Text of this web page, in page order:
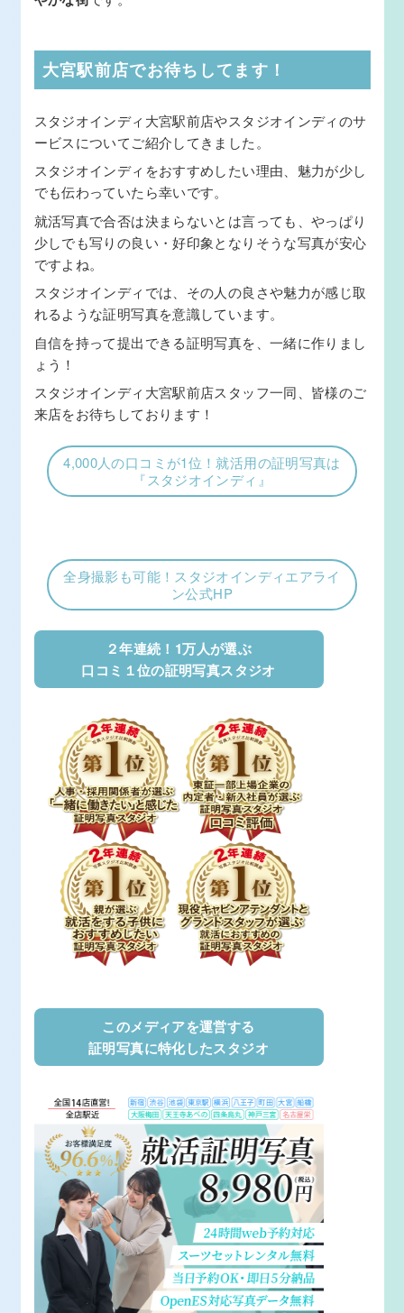
大宮駅前店でお待ちしてます！
スタジオインディ大宮駅前店やスタジオインディのサ
ービスについてご紹介してきました。
スタジオインディをおすすめしたい理由、魅力が少し
でも伝わっていたら幸いです。
就活写真で合否は決まらないとは言っても、やっぱり
少しでも写りの良い・好印象となりそうな写真が安心
ですよね。
スタジオインディでは、その人の良さや魅力が感じ取
れるような証明写真を意識しています。
自信を持って提出できる証明写真を、一緒に作りまし
ょう！
スタジオインディ大宮駅前店スタッフ一同、皆様のご
来店をお待ちしております！
4,000人の口コミが1位！就活用の証明写真は
『スタジオインディ』
全身撮影も可能！スタジオインディエアライ
ン公式HP
２年連続！1万人が選ぶ
口コミ１位の証明写真スタジオ
このメディアを運営する
証明写真に特化したスタジオ